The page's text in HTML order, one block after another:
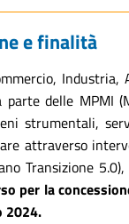
e finalità
parte delle MPMI
strumentali,
attraverso
Transizione
per la
2024.